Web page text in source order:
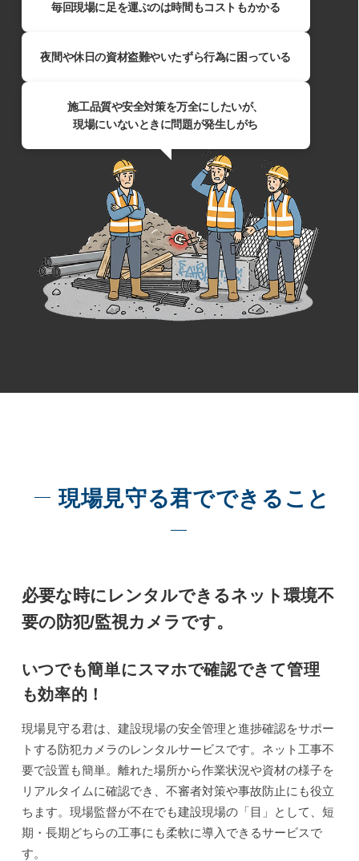
毎回現場に足を運ぶのは時間もコストもかかる​
夜間や休日の資材盗難やいたずら行為に困っている
施工品質や安全対策を万全にしたいが、
現場にいないときに問題が発生しがち
現場見守る君でできること
必要な時にレンタルできるネット環境不
要の防犯/監視カメラです。
いつでも簡単にスマホで確認できて管理
も効率的！
現場見守る君は、建設現場の安全管理と進捗確認をサポー
トする防犯カメラのレンタルサービスです。ネット工事不
要で設置も簡単。離れた場所から作業状況や資材の様子を
リアルタイムに確認でき、不審者対策や事故防止にも役立
ちます。現場監督が不在でも建設現場の「目」として、短
期・長期どちらの工事にも柔軟に導入できるサービスで
す。